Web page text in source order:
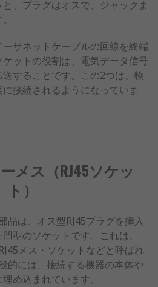
、プラグはオスで、ジャックま
サネットケーブルの回線を終端
ットの役割は、電気データ信号
することです。この2つは、物
接続されるようになっていま
メス（RJ45ソケッ
ト）
品は、オス型RJ45プラグを挿入
型のソケットです。これは、
メス・ソケットなどと呼ばれ
的には、接続する機器の本体や
め込まれています。